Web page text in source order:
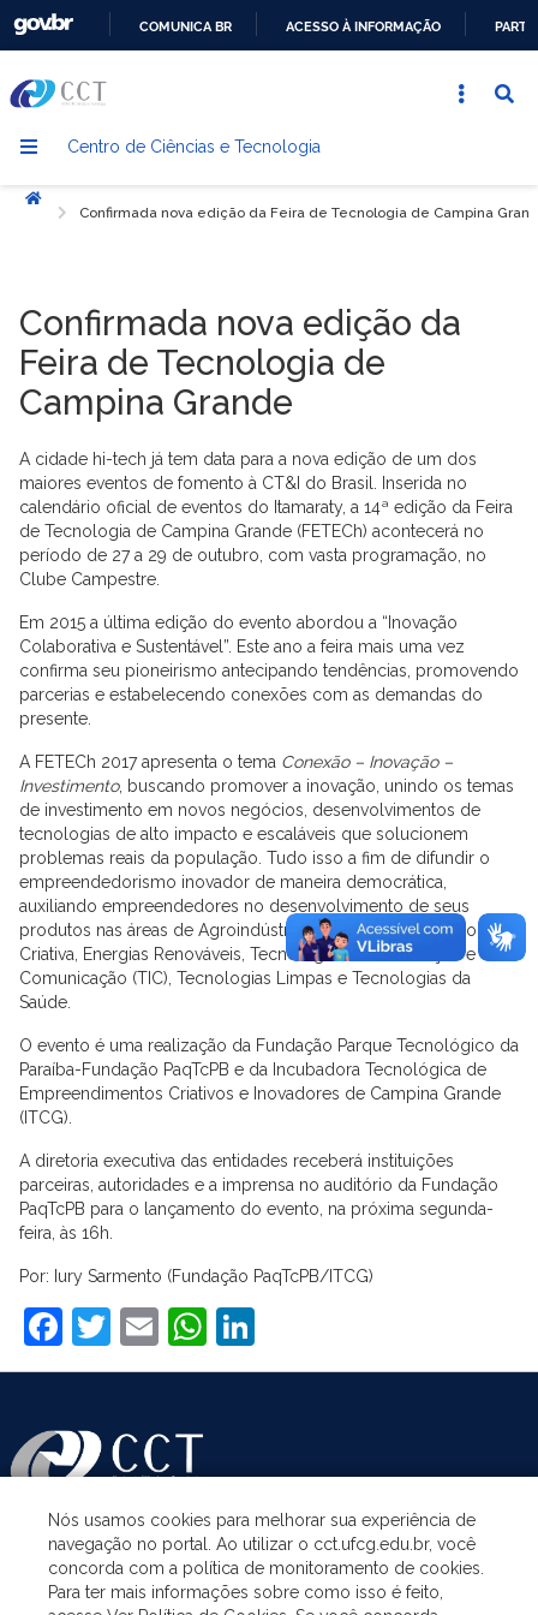
CONTEÚDO
COMUNICA BR ACESSO À INFORMAÇÃO
Centro de Ciências e Tecnologia
Início
Confirmada nova edição da Feira de Tecnologia de Campina
Confirmada nova edição da
Feira de Tecnologia de
Campina Grande
A cidade hi-tech já tem data para a nova edição de um dos
maiores eventos de fomento à CT&I do Brasil. Inserida no
calendário oficial de eventos do Itamaraty, a 14ª edição da Feira
de Tecnologia de Campina Grande (FETECh) acontecerá no
período de 27 a 29 de outubro, com vasta programação, no
Clube Campestre.
Em 2015 a última edição do evento abordou a “Inovação
Colaborativa e Sustentável”. Este ano a feira mais uma vez
confirma seu pioneirismo antecipando tendências, promovendo
parcerias e estabelecendo conexões com as demandas do
presente.
A FETECh 2017 apresenta o tema Conexão – Inovação –
Investimento, buscando promover a inovação, unindo os temas
de investimento em novos negócios, desenvolvimentos de
tecnologias de alto impacto e escaláveis que solucionem
problemas reais da população. Tudo isso a fim de difundir o
empreendedorismo inovador de maneira democrática,
auxiliando empreendedores no desenvolvimento de seus
produtos nas áreas de Agroindústria, Biotecnologia, Economia
Criativa, Energias Renováveis, Tecnologias da Informação e
Comunicação (TIC), Tecnologias Limpas e Tecnologias da
Saúde.
O evento é uma realização da Fundação Parque Tecnológico da
Paraíba-Fundação PaqTcPB e da Incubadora Tecnológica de
Empreendimentos Criativos e Inovadores de Campina Grande
(ITCG).
A diretoria executiva das entidades receberá instituições
parceiras, autoridades e a imprensa no auditório da Fundação
PaqTcPB para o lançamento do evento, na próxima segunda-
feira, às 16h.
Por: Iury Sarmento (Fundação PaqTcPB/ITCG)
Facebook
Twitter
EmailWhatsApp
ASSUNTOS
Nós usamos cookies para melhorar sua experiência de
navegação no portal. Ao utilizar o cct.ufcg.edu.br, você
concorda com a política de monitoramento de cookies.
Para ter mais informações sobre como isso é feito,